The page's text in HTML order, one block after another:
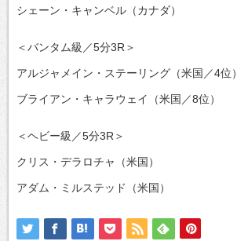
シェーン・キャンベル（カナダ）
＜バンタム級／5分3R＞
アルジャメイン・ステーリング（米国／4位）
ブライアン・キャラウェイ（米国／8位）
＜ヘビー級／5分3R＞
クリス・デラロチャ（米国）
アダム・ミルステッド（米国）